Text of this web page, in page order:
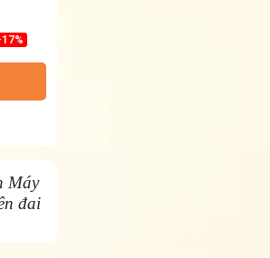
Máy
đai